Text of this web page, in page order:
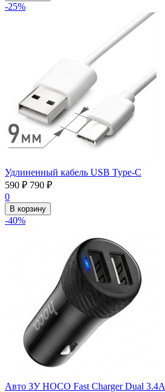
-25%
Удлиненный кабель USB Type-C
590 ₽ 790 ₽
0
В корзину
-40%
Авто ЗУ HOCO Fast Charger Dual 3.4А